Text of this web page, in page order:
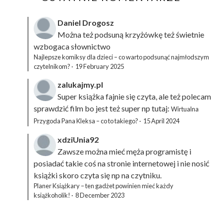
Daniel Drogosz
Można też podsuną krzyżówkęteż świetnie
wzbogaca słownictwo
Najlepsze komiksy dla dzieci – co warto podsunąć najmłodszym
czytelnikom? · 19 February 2025
zalukajmy.pl
Super książka fajnie się czyta, ale też polecam
sprawdzić film bo jest też super np tutaj: Wirtualna
Przygoda Pana Kleksa – co to takiego? · 15 April 2024
xdziUnia92
Zawsze można mieć męża programistę i
posiadać takie coś na stronie internetowej i nie nosić
książki skoro czyta się np na czytniku.
Planer Książkary – ten gadżet powinien mieć każdy
książkoholik! · 8 December 2023